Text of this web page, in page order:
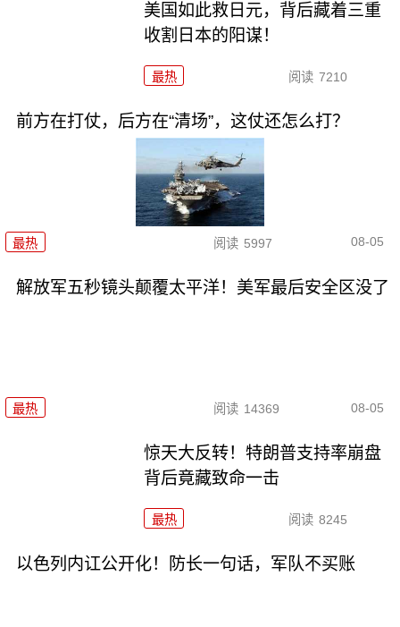
美国如此救日元，背后藏着三重
收割日本的阳谋！
最热 阅读 7210
前方在打仗，后方在“清场”，这仗还怎么打？
最热 阅读 5997 08-05
解放军五秒镜头颠覆太平洋！美军最后安全区没了
最热 阅读 14369 08-05
惊天大反转！特朗普支持率崩盘
背后竟藏致命一击
最热 阅读 8245
以色列内讧公开化！防长一句话，军队不买账